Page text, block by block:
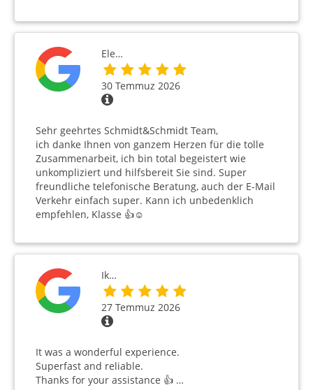
Ele…
30 Temmuz 2026
Sehr geehrtes Schmidt&Schmidt Team,
ich danke Ihnen von ganzem Herzen für die tolle
Zusammenarbeit, ich bin total begeistert wie
unkompliziert und hilfsbereit Sie sind. Super
freundliche telefonische Beratung, auch der E-Mail
Verkehr einfach super. Kann ich unbedenklich
empfehlen, Klasse 👍☺️
Ik…
27 Temmuz 2026
It was a wonderful experience.
Superfast and reliable.
Thanks for your assistance 👍 …